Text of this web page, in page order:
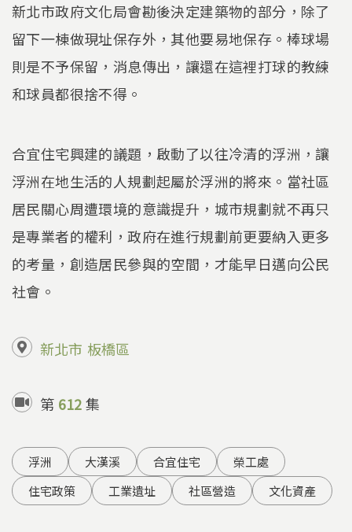
新北市政府文化局會勘後決定建築物的部分，除了
留下一棟做現址保存外，其他要易地保存。棒球場
則是不予保留，消息傳出，讓還在這裡打球的教練
和球員都很捨不得。
合宜住宅興建的議題，啟動了以往冷清的浮洲，讓
浮洲在地生活的人規劃起屬於浮洲的將來。當社區
居民關心周遭環境的意識提升，城市規劃就不再只
是專業者的權利，政府在進行規劃前更要納入更多
的考量，創造居民參與的空間，才能早日邁向公民
社會。
新北市 板橋區
第 612集
浮洲 大漢溪 合宜住宅
榮工處
住宅政策
工業遺址 社區營造 文化資產